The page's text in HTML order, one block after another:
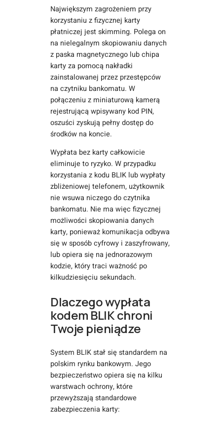
Największym zagrożeniem przy
korzystaniu z fizycznej karty
płatniczej jest skimming. Polega on
na nielegalnym skopiowaniu danych
z paska magnetycznego lub chipa
karty za pomocą nakładki
zainstalowanej przez przestępców
na czytniku bankomatu. W
połączeniu z miniaturową kamerą
rejestrującą wpisywany kod PIN,
oszuści zyskują pełny dostęp do
środków na koncie.
Wypłata bez karty całkowicie
eliminuje to ryzyko. W przypadku
korzystania z kodu BLIK lub wypłaty
zbliżeniowej telefonem, użytkownik
nie wsuwa niczego do czytnika
bankomatu. Nie ma więc fizycznej
możliwości skopiowania danych
karty, ponieważ komunikacja odbywa
się w sposób cyfrowy i zaszyfrowany,
lub opiera się na jednorazowym
kodzie, który traci ważność po
kilkudziesięciu sekundach.
Dlaczego wypłata
kodem BLIK chroni
Twoje pieniądze
System BLIK stał się standardem na
polskim rynku bankowym. Jego
bezpieczeństwo opiera się na kilku
warstwach ochrony, które
przewyższają standardowe
zabezpieczenia karty: